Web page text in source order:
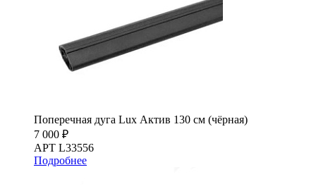
Поперечная дуга Lux Актив 130 см (чёрная)
7 000 ₽
АРТ L33556
Подробнее